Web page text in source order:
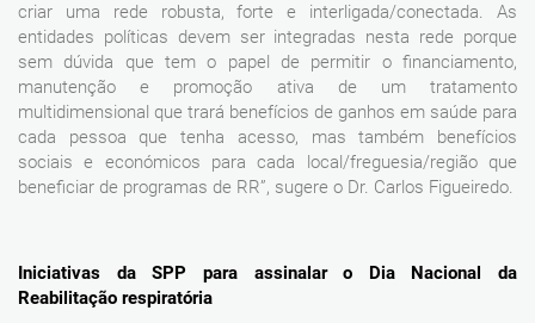
criar uma rede robusta, forte e interligada/conectada. As
entidades políticas devem ser integradas nesta rede porque
sem dúvida que tem o papel de permitir o financiamento,
manutenção e promoção ativa de um tratamento
multidimensional que trará benefícios de ganhos em saúde para
cada pessoa que tenha acesso, mas também benefícios
sociais e económicos para cada local/freguesia/região que
beneficiar de programas de RR”, sugere o Dr. Carlos Figueiredo.
Iniciativas da SPP para assinalar o Dia Nacional da
Reabilitação respiratória